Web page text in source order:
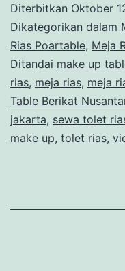
Table
Berikat
Jakarta
Diterbitkan Oktober
Dikategorikan dalam
Rias Poartable, Meja
Ditandai make up
rias, meja rias, meja
Table Berikat
jakarta, sewa tolet
make up, tolet rias,